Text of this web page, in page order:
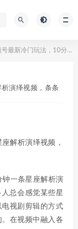
门玩法，10分钟一条星座解析演绎视频，条条爆款，日收入1000+
演绎视频，条条
一条星座解析演
总会感觉某些星
视剧剪辑的方式
在视频中融入各